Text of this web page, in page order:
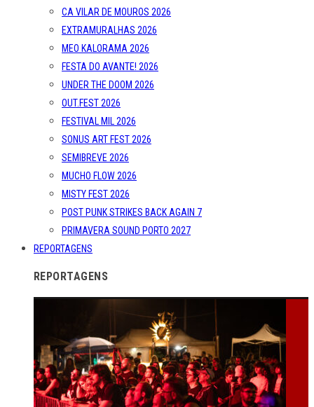
CA VILAR DE MOUROS 2026
EXTRAMURALHAS 2026
MEO KALORAMA 2026
FESTA DO AVANTE! 2026
UNDER THE DOOM 2026
OUT.FEST 2026
FESTIVAL MIL 2026
SONUS ART FEST 2026
SEMIBREVE 2026
MUCHO FLOW 2026
MISTY FEST 2026
POST PUNK STRIKES BACK AGAIN 7
PRIMAVERA SOUND PORTO 2027
REPORTAGENS
REPORTAGENS